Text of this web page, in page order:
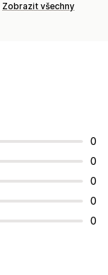
Zobrazit všechny
0
0
0
0
0